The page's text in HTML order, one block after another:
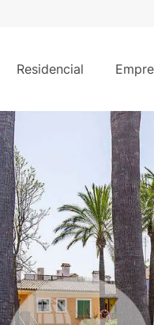
Residencial
con jardín privado en